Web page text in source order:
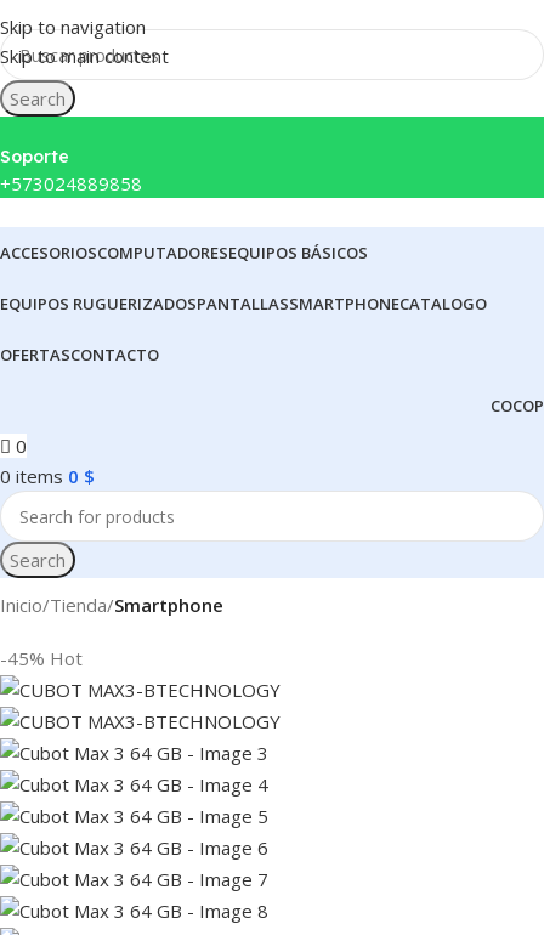
Skip to navigation
Skip to main content
Search
Soporte
+573024889858
ACCESORIOSCOMPUTADORESEQUIPOS BÁSICOS
EQUIPOS RUGUERIZADOSPANTALLASSMARTPHONECATALOGO
OFERTASCONTACTO
COCOP
0
0 items 0 $
Search
Inicio Tienda Smartphone
-45% Hot